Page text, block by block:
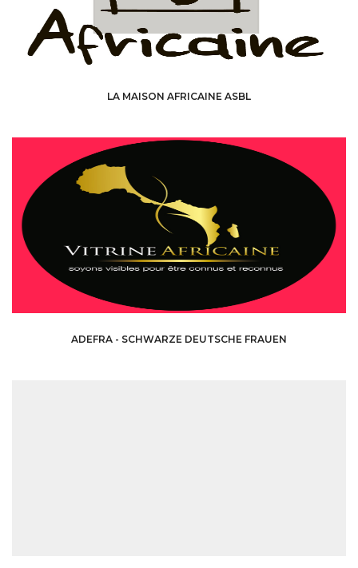
LA MAISON AFRICAINE ASBL
ADEFRA - SCHWARZE DEUTSCHE FRAUEN